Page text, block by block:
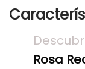
Rosa